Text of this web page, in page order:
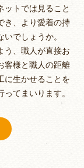
ットでは見ること
き、より愛着の持
でしょうか。
う、職人が直接お
客様と職人の距離
に生かせることを
てまいります。